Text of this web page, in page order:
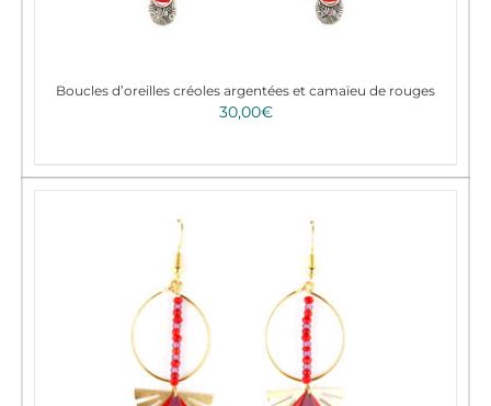
Boucles d’oreilles créoles argentées et camaïeu de rouges
30,00€